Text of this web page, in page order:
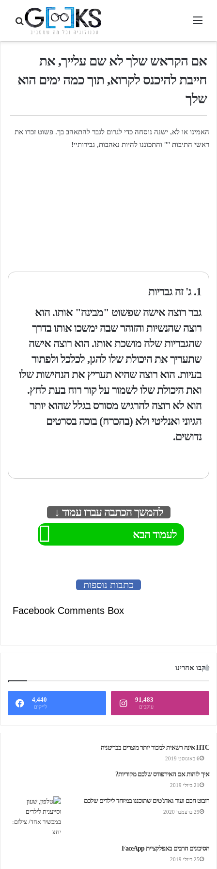
אם הקראש שלך לא שם עלייך, את
חייבת להיכנס לקרוא, תוך כמה ימים הוא
שלך
האמינו או לא, ישנה נוסחה כדי לגרום לגבר להתאהב בך. פשוט זכרו את
ראשי התיבות "" והתכוננו להיות נאהבות, גבירותיי!
1. ג' זה גבריות
גבר רוצה אישה שפשוט "מבינה" אותו. הוא
רוצה שהנשיות והזוהר שבה ימשכו אותו בדרך
שהגבריות שלה מושכת אותו. הוא רוצה אישה
שתעריך את היכולת שלו להגן, לכלכל ולפתור
בעיות. הוא רוצה שהיא תעריץ את הנחישות שלו
ואת היכולת שלו לשמור על קור רוח בעת לחץ.
הוא לא רוצה להרגיש מסורס בגלל שהוא יותר
הגיוני ואנליטי ולא (בהכרח) בוכה בסרטים
נדושים.
להמשך הכתבה עברו עמוד ↓
לעמוד הבא
כתבות נוספות
Facebook Comments Box
עקבו אחרינו
4,440
לייקים
91,483
עוקבים
HTC אינה רשאית למכור יותר מוצרים בבריטניה
6 באוגוסט 2019
איך לזהות אם האירפודס שלכם מקוריות?
21 ביולי 2019
רובוט חכם ועוד גאדג'טים שתוכננו במיוחד לילדים שלכם
29 בדצמבר 2020
הסיכונים הרבים באפלקציית FaceApp
25 ביולי 2019